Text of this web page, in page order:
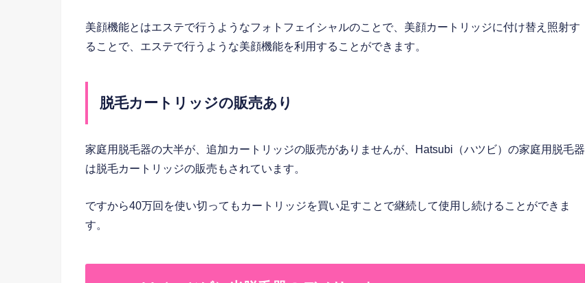
美顔機能とはエステで行うようなフォトフェイシャルのことで、美顔カートリッジに付け替え照射す
ることで、エステで行うような美顔機能を利用することができます。
脱毛カートリッジの販売あり
家庭用脱毛器の大半が、追加カートリッジの販売がありませんが、Hatsubi（ハツビ）の家庭用脱毛器
は脱毛カートリッジの販売もされています。
ですから40万回を使い切ってもカートリッジを買い足すことで継続して使用し続けることができま
す。